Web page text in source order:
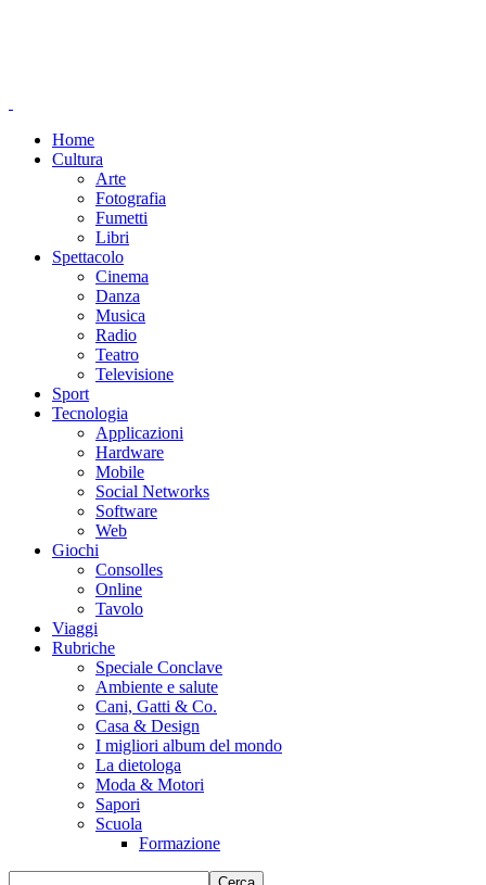
Home
Cultura
Arte
Fotografia
Fumetti
Libri
Spettacolo
Cinema
Danza
Musica
Radio
Teatro
Televisione
Sport
Tecnologia
Applicazioni
Hardware
Mobile
Social Networks
Software
Web
Giochi
Consolles
Online
Tavolo
Viaggi
Rubriche
Speciale Conclave
Ambiente e salute
Cani, Gatti & Co.
Casa & Design
I migliori album del mondo
La dietologa
Moda & Motori
Sapori
Scuola
Formazione